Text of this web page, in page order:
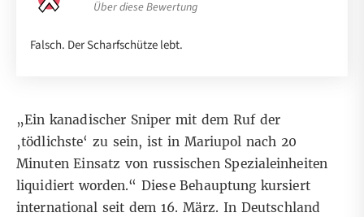
Über diese Bewertung
Falsch. Der Scharfschütze lebt.
„Ein kanadischer Sniper mit dem Ruf der
‚tödlichste‘ zu sein, ist in Mariupol nach 20
Minuten Einsatz von russischen Spezialeinheiten
liquidiert worden.“ Diese Behauptung kursiert
international seit dem 16. März. In Deutschland